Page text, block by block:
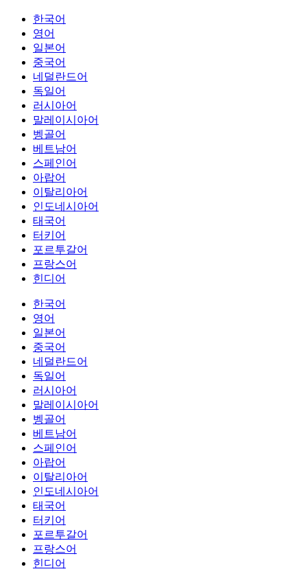
한국어
영어
일본어
중국어
네덜란드어
독일어
러시아어
말레이시아어
벵골어
베트남어
스페인어
아랍어
이탈리아어
인도네시아어
태국어
터키어
포르투갈어
프랑스어
힌디어
한국어
영어
일본어
중국어
네덜란드어
독일어
러시아어
말레이시아어
벵골어
베트남어
스페인어
아랍어
이탈리아어
인도네시아어
태국어
터키어
포르투갈어
프랑스어
힌디어